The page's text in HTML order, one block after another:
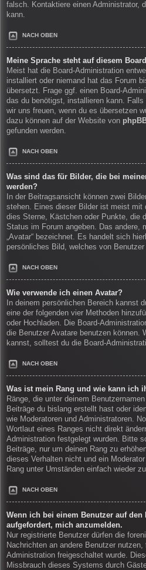
falsch. Kontaktiere einen Administrator,
kann.
NACH OBEN
Meine Sprache steht auf diesem
Meist hat die Board-Administration
installiert oder niemand hat das Forum
übersetzt. Frage ggf. einen Board-
das du benötigst, installieren kann.
wir uns freuen, wenn du es übersetzen
dazu können auf der Website von
gefunden werden.
NACH OBEN
Was sind das für Bilder, die bei
werden?
In der Beitragsansicht können zwei
stehen. Eines dieser Bilder ist meist mit
dies Sterne, Kästchen oder Punkte, die
Status im Forum angeben. Das andere,
„Avatar“ bezeichnet. Es handelt sich
persönliches Bild, welches von
NACH OBEN
Wie verwende ich einen Avatar?
In deinem persönlichen Bereich kannst
eine der folgenden vier Methoden
oder Hochladen. Die Board-
die Benutzer Avatare benutzen können.
kannst, solltest du die Board-
NACH OBEN
Was ist mein Rang und wie kann ich
Ränge, die unter deinem
Beiträge du bislang erstellt hast oder
wie Moderatoren und Administratoren.
Wortlaut eines Ranges nicht direkt
Administration festgelegt wurden. Bitte
Beiträge, nur um deinen Rang zu
dieses Verhalten nicht und ein
Rang unter Umständen einfach wieder
NACH OBEN
Wenn ich bei einem Benutzer auf
aufgefordert, mich anzumelden.
Nur registrierte Benutzer dürfen die
Nachrichten an andere Benutzer
Administration freigeschaltet wurde.
Missbrauch dieses Systems durch